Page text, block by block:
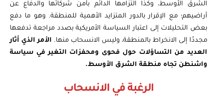
الشرق الأوسط، وكذا التزامها الدائم بأمن شركائها والدفاع عن
أراضيهم؛ مع الإقرار بالدور المتزايد الأهمية للمنطقة. وهو ما دفع
بعض التحليلات إلى اعتبار السياسة الأمريكية بصدد مراجعة تدفعها
مجددًا إلى الانخراط بالمنطقة، وليس الانسحاب منها.الأمر الذي أثار
العديد من التساؤلات حول فحوى ومحفزات التغير في سياسة
واشنطن تجاه منطقة الشرق الأوسط.
الرغبة في الانسحاب